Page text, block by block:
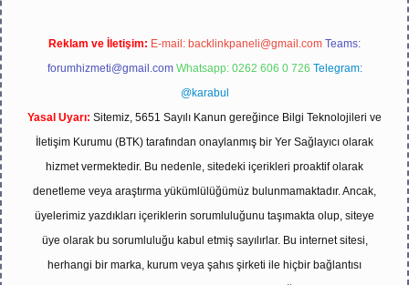
Reklam ve İletişim: E-mail: backlinkpaneli@gmail.com Teams:
forumhizmeti@gmail.com Whatsapp: 0262 606 0 726 Telegram:
@karabul
Yasal Uyarı: Sitemiz, 5651 Sayılı Kanun gereğince Bilgi Teknolojileri ve
İletişim Kurumu (BTK) tarafından onaylanmış bir Yer Sağlayıcı olarak
hizmet vermektedir. Bu nedenle, sitedeki içerikleri proaktif olarak
denetleme veya araştırma yükümlülüğümüz bulunmamaktadır. Ancak,
üyelerimiz yazdıkları içeriklerin sorumluluğunu taşımakta olup, siteye
üye olarak bu sorumluluğu kabul etmiş sayılırlar. Bu internet sitesi,
herhangi bir marka, kurum veya şahıs şirketi ile hiçbir bağlantısı